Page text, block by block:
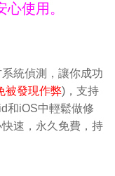
使用。
統偵測，讓你成功
被發現作弊)，支持
和iOS中輕鬆做修
速，永久免費，持